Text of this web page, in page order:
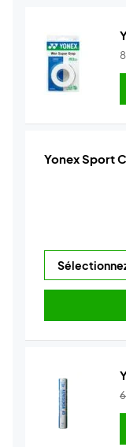
Yonex Sport